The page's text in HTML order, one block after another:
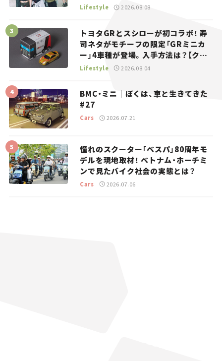
Lifestyle 2026.08.08
トヨタGRとスシローが初コラボ！ 寿
司ネタがモチーフの限定「GRミニカ
ー」4車種が登場。入手方法は？【クル
マとホビー】
Lifestyle 2026.08.04
BMC・ミニ｜ぼくは、車と生きてきた
#27
Cars 2026.07.21
憧れのスクーター「ベスパ」80周年モ
デルを現地取材！ ベトナム・ホーチミ
ンで見たバイク社会の実態とは？
Cars 2026.07.06